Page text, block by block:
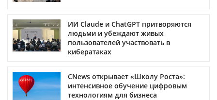
ИИ Claude и ChatGPT притворяются
людьми и убеждают живых
пользователей участвовать в
кибератаках
CNews открывает «Школу Роста»:
интенсивное обучение цифровым
технологиям для бизнеса